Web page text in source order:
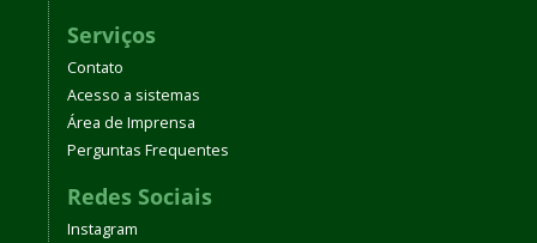
Serviços
Contato
Acesso a sistemas
Área de Imprensa
Perguntas Frequentes
Redes Sociais
Instagram